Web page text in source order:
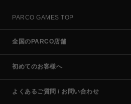
PARCO GAMES TOP
全国のPARCO店舗
初めてのお客様へ
よくあるご質問 / お問い合わせ